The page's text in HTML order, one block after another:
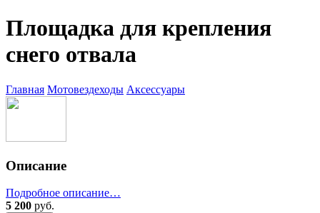
Площадка для крепления
снего отвала
Главная Мотовездеходы Аксессуары
Описание
Подробное описание…
5 200 руб.